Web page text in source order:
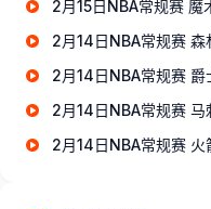
2月15日NBA常规赛 魔
2月14日NBA常规赛
2月14日NBA常规赛
2月14日NBA常规赛
2月14日NBA常规赛